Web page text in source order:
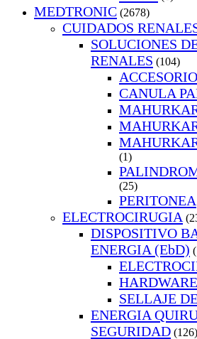
MEDTRONIC (2678)
CUIDADOS
SOLUCIONES
RENALES (104)
CANULA
(1)
(25)
PERITONEA
ELECTROCIRUGIA
DISPOSITIVO
ENERGIA (EbD)
HARDWARE
SELLAJE
ENERGIA
SEGURIDAD (126)